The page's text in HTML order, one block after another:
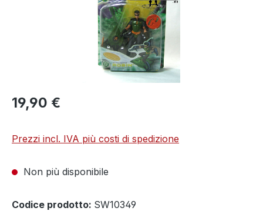
19,90 €
Prezzi incl. IVA più costi di spedizione
Non più disponibile
Codice prodotto: SW10349